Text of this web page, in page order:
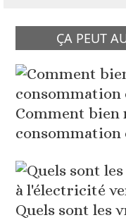
ÇA PEUT
Comment bien
Quels sont les